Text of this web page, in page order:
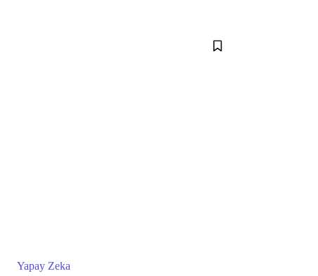
Yapay Zeka